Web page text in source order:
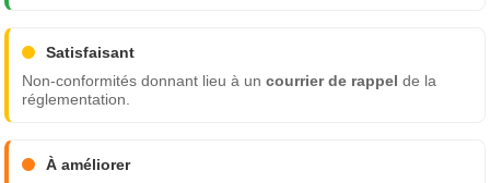
Satisfaisant
Non-conformités donnant lieu à uncourrier de rappel de la
réglementation.
À améliorer